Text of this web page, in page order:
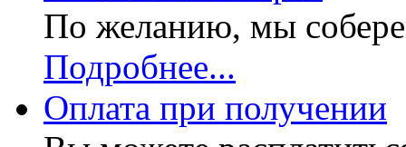
По желанию, мы
Подробнее...
Оплата при получении